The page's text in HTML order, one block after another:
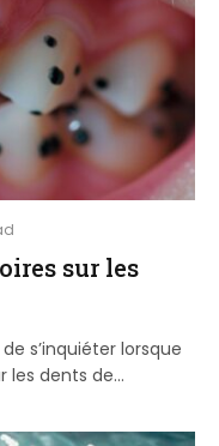
sur les
s’inquiéter lorsque
les dents de…